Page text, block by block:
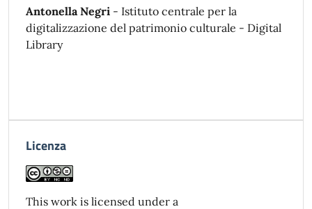
Antonella Negri - Istituto centrale per la
digitalizzazione del patrimonio culturale - Digital
Library
Licenza
This work is licensed under a